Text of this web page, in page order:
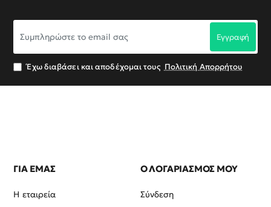
το
σας
Εγγραφή
Έχω διαβάσει και αποδέχομαι τους Πολιτική Απορρήτου
ΓΙΑ ΕΜΑΣ
Η εταιρεία
Ο ΛΟΓΑΡΙΑΣΜΟΣ ΜΟΥ
Σύνδεση